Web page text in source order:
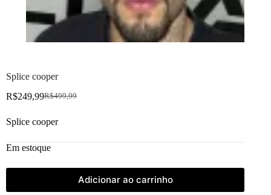
Splice cooper
R$499,99
R$249,99
Splice cooper
Em estoque
Adicionar ao carrinho